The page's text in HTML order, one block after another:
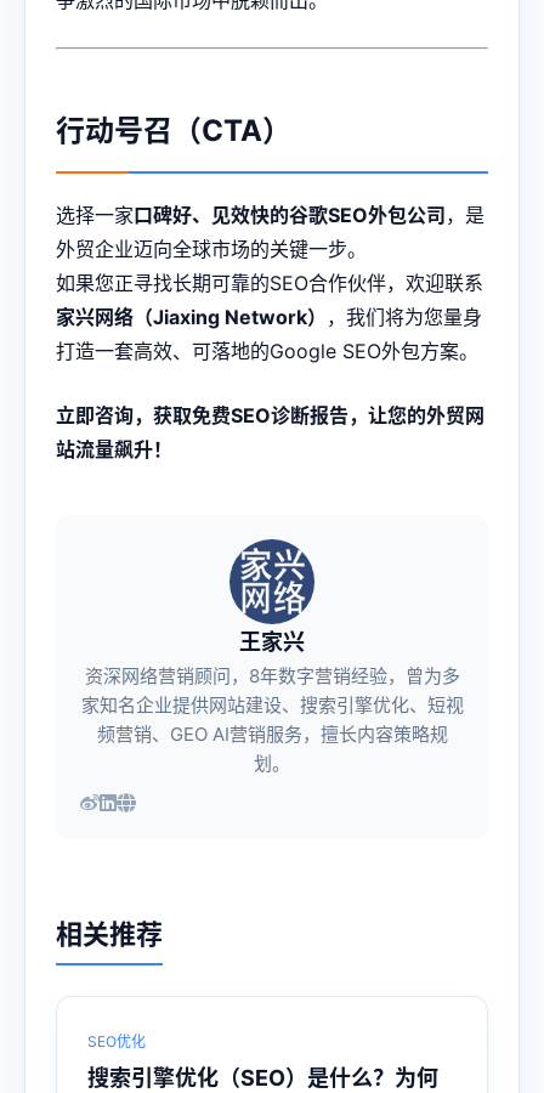
行动号召（CTA）
选择一家口碑好、见效快的谷歌SEO外包公司 ，是
外贸企业迈向全球市场的关键一步。
如果您正寻找长期可靠的SEO合作伙伴，欢迎联系
家兴网络（Jiaxing Network） ，我们将为您量身
打造一套高效、可落地的Google SEO外包方案。
立即咨询，获取免费SEO诊断报告，让您的外贸网
站流量飙升！
王家兴
资深网络营销顾问，8年数字营销经验，曾为多
家知名企业提供网站建设、搜索引擎优化、短视
频营销、GEO AI营销服务，擅长内容策略规
划。
相关推荐
SEO优化
搜索引擎优化（SEO）是什么？为何